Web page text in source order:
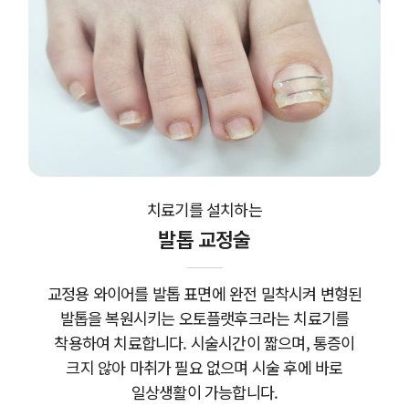
치료기를 설치하는
발톱 교정술
교정용 와이어를 발톱 표면에 완전 밀착시켜 변형된
발톱을 복원시키는 오토플랫후크라는 치료기를
착용하여 치료합니다. 시술시간이 짧으며, 통증이
크지 않아 마취가 필요 없으며 시술 후에 바로
일상생활이 가능합니다.